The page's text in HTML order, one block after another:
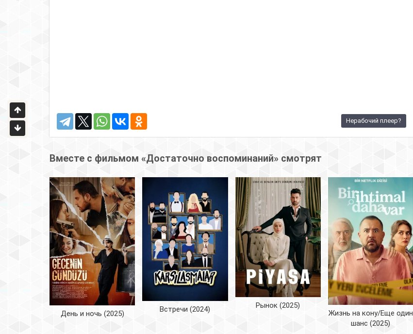
Нерабочий плеер?
Вместе с фильмом «Достаточно воспоминаний» смотрят
День и ночь (2025) Встречи (2024)
Рынок (2025)
Жизнь на кону/Еще один
шанс (2025)